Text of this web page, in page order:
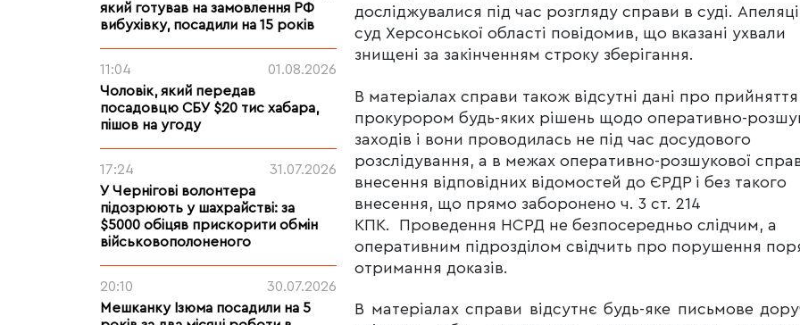
який готував на замовлення РФ
вибухівку, посадили на 15 років
11:04
01.08.2026
Чоловік, який передав
посадовцю СБУ $20 тис хабара,
пішов на угоду
17:24
31.07.2026
У Чернігові волонтера
підозрюють у шахрайстві: за
$5000 обіцяв прискорити обмін
військовополоненого
20:10
30.07.2026
Мешканку Ізюма посадили на 5
досліджувалися під час розгляду справи в суді.
суд Херсонської області повідомив, що вказані ухвали
знищені за закінченням строку зберігання.
В матеріалах справи також відсутні дані про прийняття
прокурором будь-яких рішень щодо оперативно-
заходів і вони проводилась не під час досудового
розслідування, а в межах оперативно-розшукової
внесення відповідних відомостей до ЄРДР і без такого
внесення, що прямо заборонено ч. 3 ст. 214
КПК. Проведення НСРД не безпосередньо слідчим, а
оперативним підрозділом свідчить про порушення
отримання доказів.
В матеріалах справи відсутнє будь-яке письмове